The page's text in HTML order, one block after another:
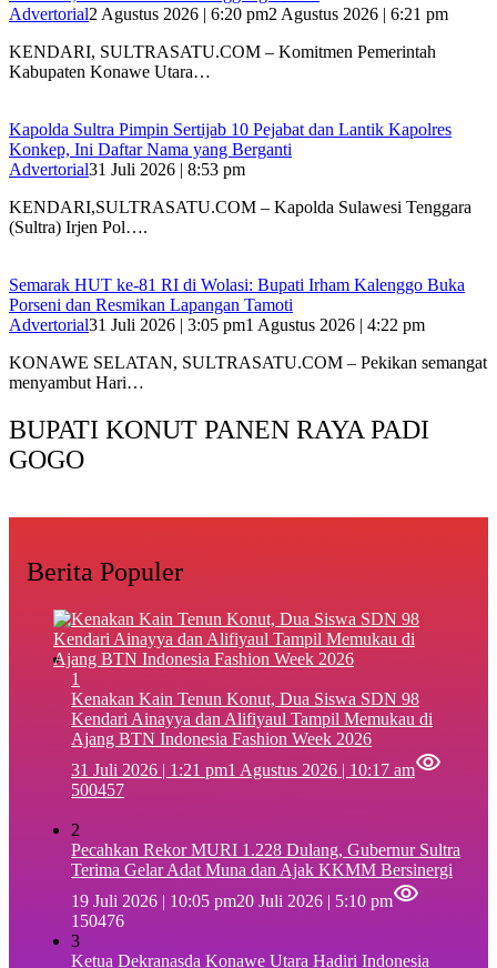
Advertorial2 Agustus 2026 | 6:20 pm2 Agustus 2026 | 6:21 pm
KENDARI, SULTRASATU.COM – Komitmen Pemerintah
Kabupaten Konawe Utara…
‎Kapolda Sultra Pimpin Sertijab 10 Pejabat dan Lantik Kapolres
Konkep, Ini Daftar Nama yang Berganti
Advertorial31 Juli 2026 | 8:53 pm
‎KENDARI,SULTRASATU.COM – Kapolda Sulawesi Tenggara
(Sultra) Irjen Pol….
Semarak HUT ke-81 RI di Wolasi: Bupati Irham Kalenggo Buka
Porseni dan Resmikan Lapangan Tamoti
Advertorial31 Juli 2026 | 3:05 pm1 Agustus 2026 | 4:22 pm
KONAWE SELATAN, SULTRASATU.COM – Pekikan semangat
menyambut Hari…
BUPATI KONUT PANEN RAYA PADI
GOGO
Berita Populer
1
‎Kenakan Kain Tenun Konut, Dua Siswa SDN 98
Kendari Ainayya dan Alifiyaul Tampil Memukau di
Ajang BTN Indonesia Fashion Week 2026
31 Juli 2026 | 1:21 pm1 Agustus 2026 | 10:17 am
500457
2
Pecahkan Rekor MURI 1.228 Dulang, Gubernur Sultra
Terima Gelar Adat Muna dan Ajak KKMM Bersinergi
19 Juli 2026 | 10:05 pm20 Juli 2026 | 5:10 pm
150476
3
Ketua Dekranasda Konawe Utara Hadiri Indonesia